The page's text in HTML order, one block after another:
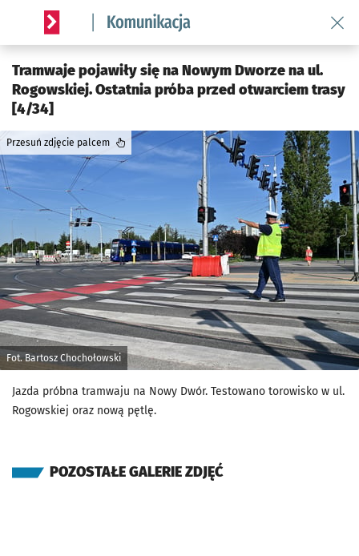
Serwis informacyjny wroclaw.pl podserwis: Komunikacja
Tramwaje pojawiły się na Nowym Dworze na ul.
Rogowskiej. Ostatnia próba przed otwarciem trasy
[4/34]
Fot. Bartosz Chochołowski
Przesuń zdjęcie palcem
Jazda próbna tramwaju na Nowy Dwór. Testowano torowisko w ul.
Rogowskiej oraz nową pętlę.
POZOSTAŁE GALERIE ZDJĘĆ